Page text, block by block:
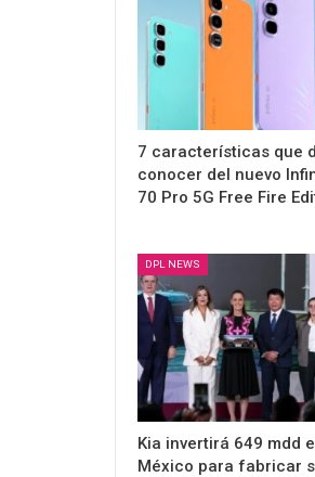
7 características que
conocer del nuevo
70 Pro 5G Free Fire
DPL NEWS
Kia invertirá 649 mdd
México para fabricar